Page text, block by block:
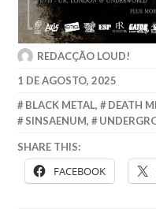
REDACÇÃO LOUD!
1 DE AGOSTO, 2025
BLACK METAL, DEATH
SINSAENUM,
SHARE THIS:
FACEBOOK